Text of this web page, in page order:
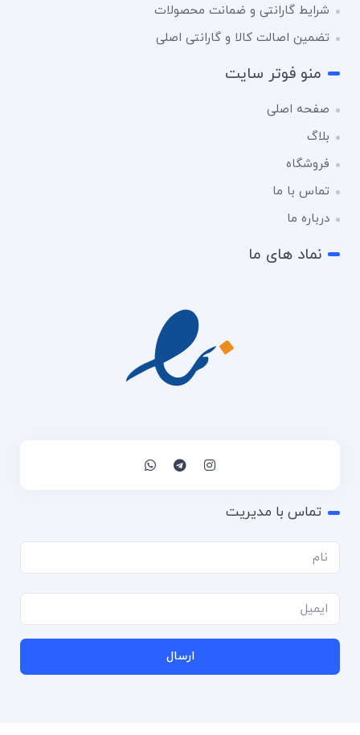
شرایط گارانتی و ضمانت محصولات
تضمین اصالت کالا و گارانتی اصلی
منو فوتر سایت
صفحه اصلی
بلاگ
فروشگاه
تماس با ما
درباره ما
نماد های ما
تماس با مدیریت
ارسال